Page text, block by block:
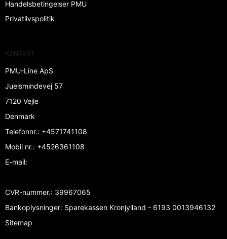
Handelsbetingelser PMU
Privatlivspolitik
KONTAKT
PMU-Line ApS
Juelsmindevej 57
7120 Vejle
Denmark
Telefonnr.: +4571741108
Mobil nr.: +4526361108
E-mail:
CVR-nummer.: 39967065
Bankoplysninger: Sparekassen Kronjylland - 6193 0013946132
Sitemap